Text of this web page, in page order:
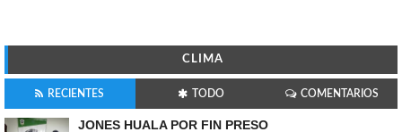
CLIMA
RECIENTES TODO COMENTARIOS
JONES HUALA POR FIN PRESO